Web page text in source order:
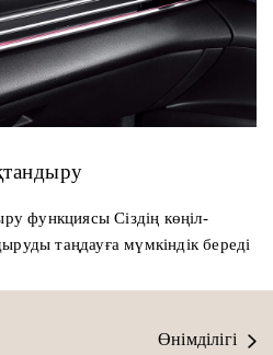
функциясы Сіздің көңіл-
таңдауға мүмкіндік береді
Өнімділігі